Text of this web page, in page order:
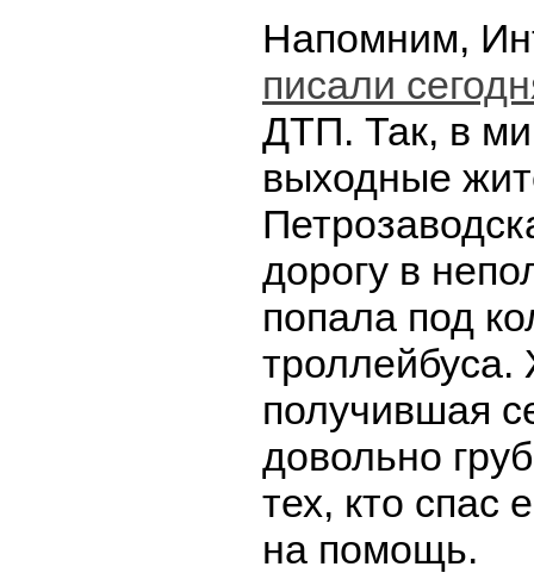
Напомним,
писали
ДТП. Так, в
выходные
дорогу в
попала под
получившая
довольно
тех, кто спас
на помощь.